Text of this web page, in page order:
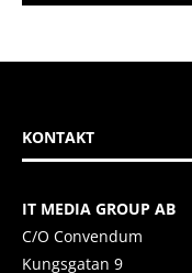
KONTAKT
IT MEDIA GROUP AB
C/O Convendum
Kungsgatan 9